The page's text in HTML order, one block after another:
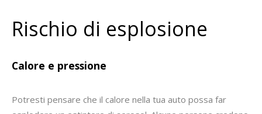
Rischio di esplosione
Calore e pressione
Potresti pensare che il calore nella tua auto possa far